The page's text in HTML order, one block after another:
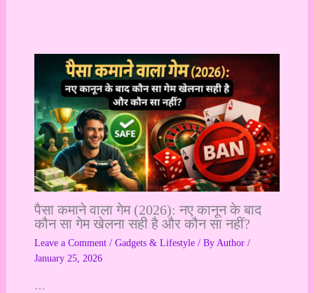
पैसा कमाने वाला गेम (2026): नए कानून के बाद
कौन सा गेम खेलना सही है और कौन सा नहीं?
Leave a Comment / Gadgets & Lifestyle/ By Author /
January 25, 2026
…